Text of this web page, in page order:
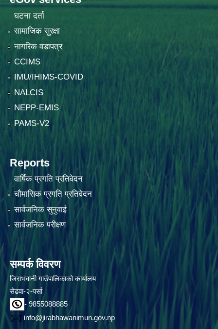
घटना दर्ता
सामाजिक सुरक्षा
नागरिक वडापत्र
CCIMS
IMU/IHIMS-COVID
NALCIS
NEPP-EMIS
PAMS-V2
Reports
वार्षिक प्रगति प्रतिवेदन
चौमासिक प्रगति प्रतिवेदन
सार्वजनिक सुनुवाई
सार्वजनिक परीक्षण
सम्पर्क विवरण
जिराभवानी गाउँपालिकाको कार्यालय
सेढवा-२-पर्सा
- 9855088885
info@jirabhawanimun.gov.np